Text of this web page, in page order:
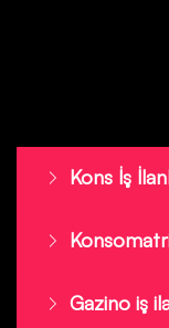
Kons İş
Gazino iş